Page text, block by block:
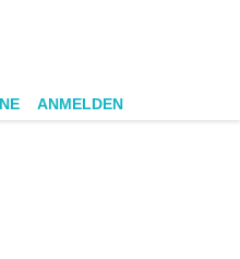
ANMELDEN